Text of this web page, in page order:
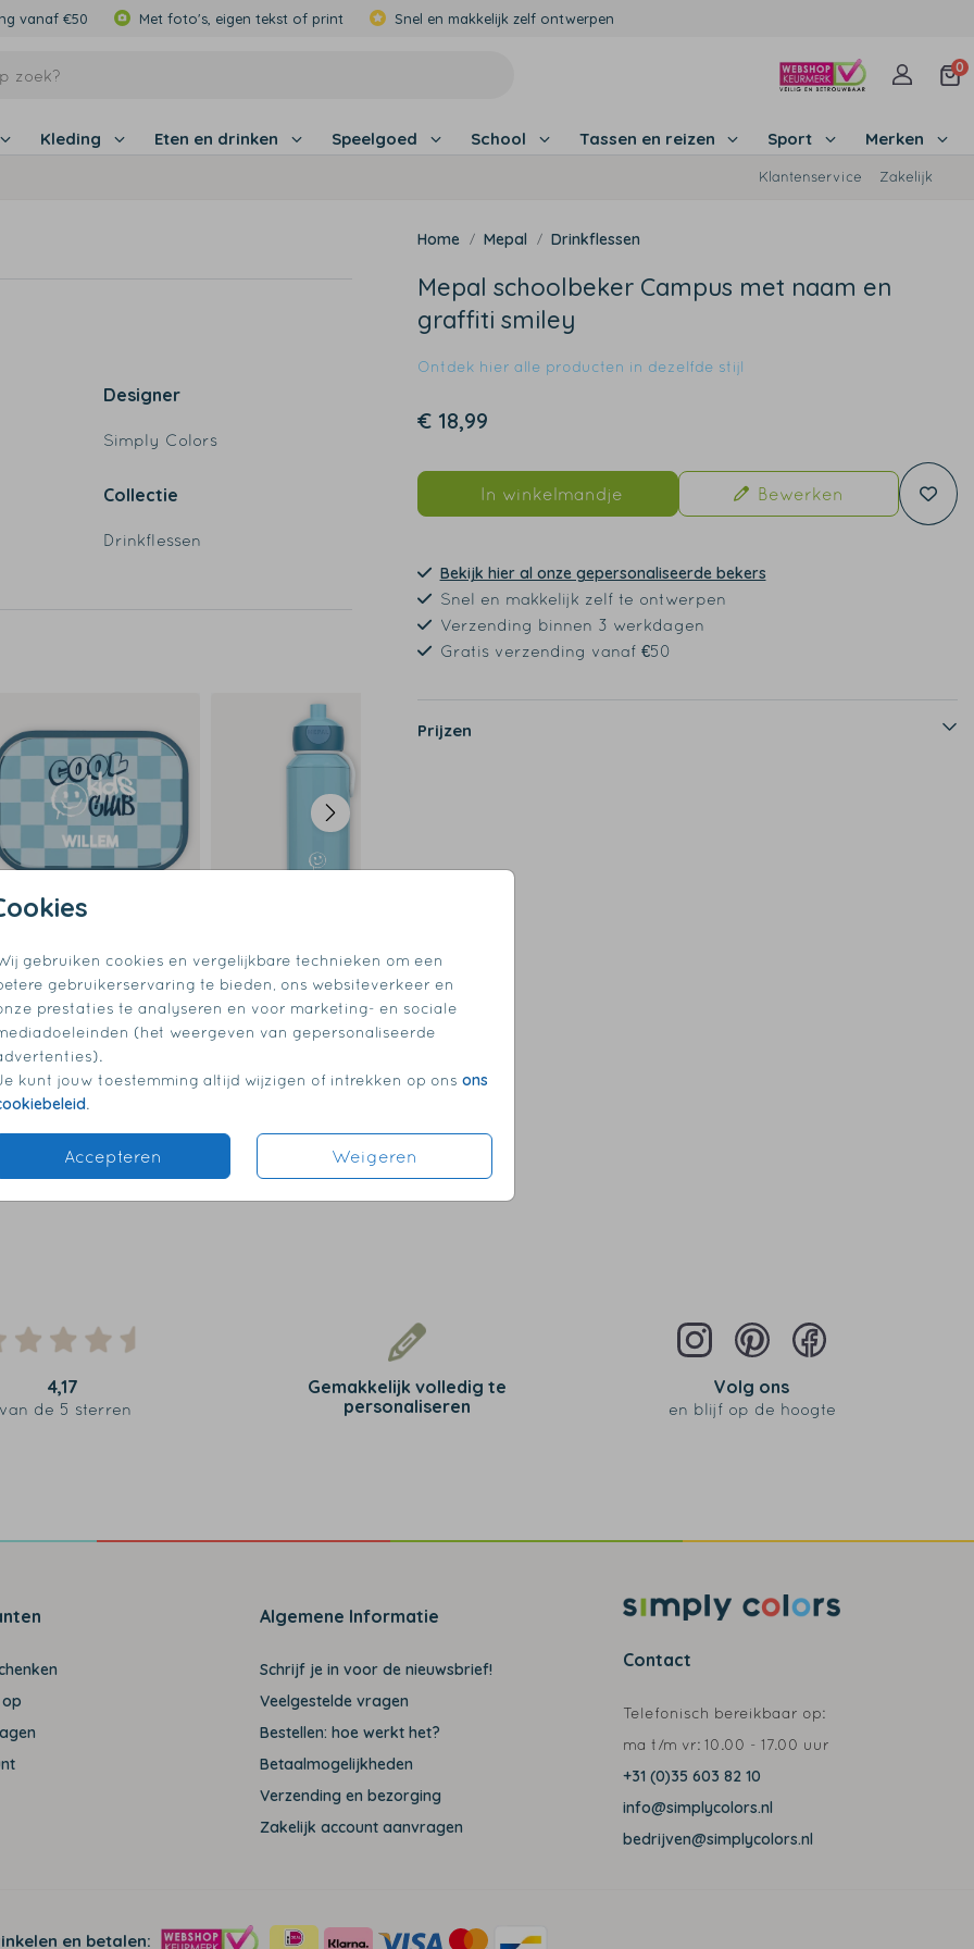
vanaf €50 Met foto's, eigen tekst of print Snel en makkelijk zelf ontwerpen
0
Kleding Eten en drinken Speelgoed School Tassen en reizen Sport Merken
Klantenservice Zakelijk
gebruiken cookies en vergelijkbare technieken om een
gebruikerservaring te bieden, ons websiteverkeer en
prestaties te analyseren en voor marketing- en sociale
(het weergeven van gepersonaliseerde
kunt jouw toestemming altijd wijzigen of intrekken op ons ons
.
Accepteren Weigeren
Designer
Simply Colors
Collectie
Drinkflessen
Mepal Drinkflessen
Mepal schoolbeker Campus met naam en
graffiti smiley
Ontdek hier alle producten in dezelfde stijl
€ 18,99
In winkelmandje Bewerken
Bekijk hier al onze gepersonaliseerde bekers
Snel en makkelijk zelf te ontwerpen
Verzending binnen 3 werkdagen
Gratis verzending vanaf €50
Prijzen
4,17
van de 5 sterren
Gemakkelijk volledig te
personaliseren
Volg ons
en blijf op de hoogte
Algemene Informatie
Schrijf je in voor de nieuwsbrief!
Veelgestelde vragen
Bestellen: hoe werkt het?
Betaalmogelijkheden
Verzending en bezorging
Zakelijk account aanvragen
Contact
Telefonisch bereikbaar op:
ma t/m vr: 10.00 - 17.00 uur
+31 (0)35 603 82 10
info@simplycolors.nl
bedrijven@simplycolors.nl
en betalen: